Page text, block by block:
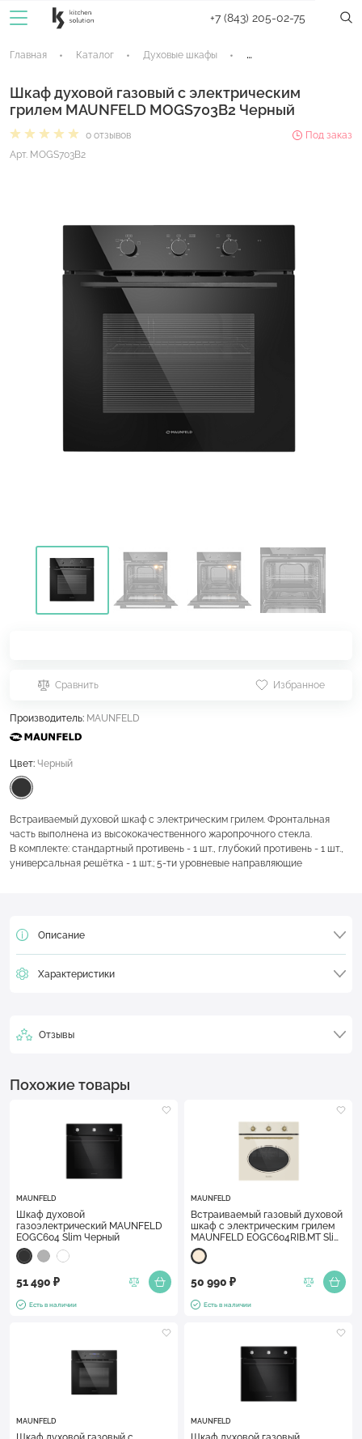
+7 (843) 205-02-75
Главная Каталог Духовые шкафы Газовые духовые шкафы
Шкаф духовой газовый с электрическим
грилем MAUNFELD MOGS703B2 Черный
0 отзывов
Под заказ
Арт. MOGS703B2
Сравнить Избранное
Производитель: MAUNFELD
Цвет: Черный
Встраиваемый духовой шкаф с электрическим грилем. Фронтальная
часть выполнена из высококачественного жаропрочного стекла.
В комплекте: стандартный противень - 1 шт., глубокий противень - 1 шт.,
универсальная решётка - 1 шт.; 5-ти уровневые направляющие
Описание
Характеристики
Отзывы
Похожие товары
MAUNFELD
Шкаф духовой
газоэлектрический MAUNFELD
EOGC604 Slim Черный
51 490 ₽
Есть в наличии
MAUNFELD
Встраиваемый газовый духовой
шкаф с электрическим грилем
MAUNFELD EOGC604RIB.MT Slim
Слоновая кость
50 990 ₽
Есть в наличии
MAUNFELD MAUNFELD